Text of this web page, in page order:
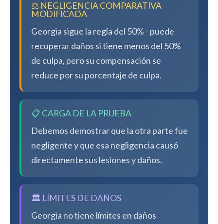
⚖️ NEGLIGENCIA COMPARATIVA
MODIFICADA
Georgia sigue la regla del 50% - puede
recuperar daños si tiene menos del 50%
de culpa, pero su compensación se
reduce por su porcentaje de culpa.
📋 CARGA DE LA PRUEBA
Debemos demostrar que la otra parte fue
negligente y que esa negligencia causó
directamente sus lesiones y daños.
🏛️ LÍMITES DE DAÑOS
Georgia no tiene límites en daños